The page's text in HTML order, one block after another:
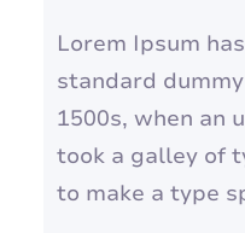
perdura
s
a
r
Lorem Ipsum
standard
1500s, when an
took a galley of
to make a type